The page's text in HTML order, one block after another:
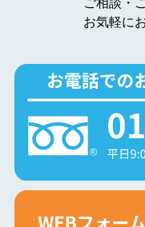
ご相談・
お気軽に